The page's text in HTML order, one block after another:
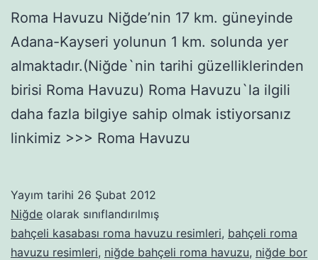
Roma Havuzu Niğde’nin 17 km. güneyinde
Adana-Kayseri yolunun 1 km. solunda yer
almaktadır.(Niğde`nin tarihi güzelliklerinden
birisi Roma Havuzu) Roma Havuzu`la ilgili
daha fazla bilgiye sahip olmak istiyorsanız
linkimiz >>> Roma Havuzu
Yayım tarihi 26 Şubat 2012
Niğde olarak sınıflandırılmış
bahçeli kasabası roma havuzu resimleri, bahçeli roma
havuzu resimleri, niğde bahçeli roma havuzu, niğde bor